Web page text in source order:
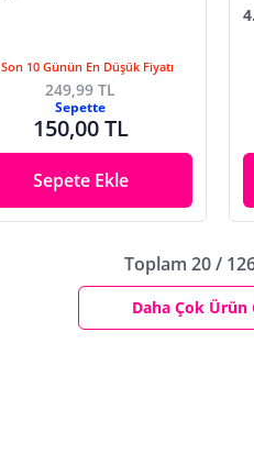
Son 10 Günün En Düşük Fiyatı
249,99 TL
Sepette
150,00 TL
Sepete Ekle
Toplam 20 /
Daha Çok Ürün